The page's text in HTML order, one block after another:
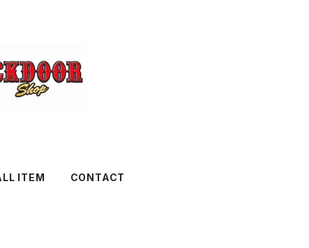
ITEM CONTACT